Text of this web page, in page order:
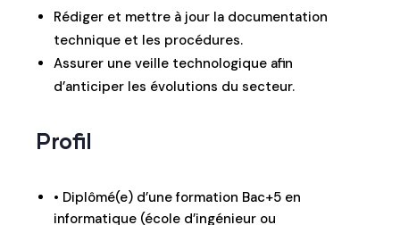
Rédiger et mettre à jour la documentation
technique et les procédures.
Assurer une veille technologique afin
d’anticiper les évolutions du secteur.
Profil
• Diplômé(e) d’une formation Bac+5 en
informatique (école d’ingénieur ou